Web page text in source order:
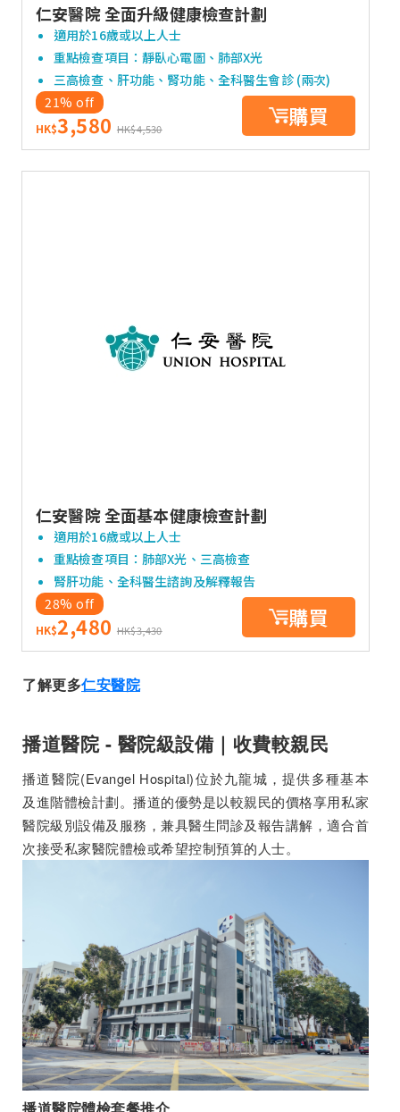
仁安醫院 全面升級健康檢查計劃
適用於16歲或以上人士
重點檢查項目：靜臥心電圖、肺部X光
三高檢查、肝功能、腎功能、全科醫生會診 (兩次)
21% off
HK$3,580 HK$4,530 購買
仁安醫院 全面基本健康檢查計劃
適用於16歲或以上人士
重點檢查項目：肺部X光、三高檢查
腎肝功能、全科醫生諮詢及解釋報告
28% off
HK$2,480 HK$3,430 購買
了解更多仁安醫院
播道醫院 - 醫院級設備｜收費較親民
播道醫院(Evangel Hospital)位於九龍城，提供多種基本
及進階體檢計劃。播道的優勢是以較親民的價格享用私家
醫院級別設備及服務，兼具醫生問診及報告講解，適合首
次接受私家醫院體檢或希望控制預算的人士。